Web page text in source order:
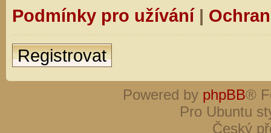
Podmínky pro užívání|
Registrovat
Powered by phpBB®
Pro Ubuntu
Český